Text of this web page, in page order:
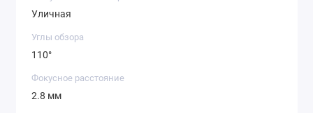
Уличная
Углы обзора
110°
Фокусное расстояние
2.8 мм